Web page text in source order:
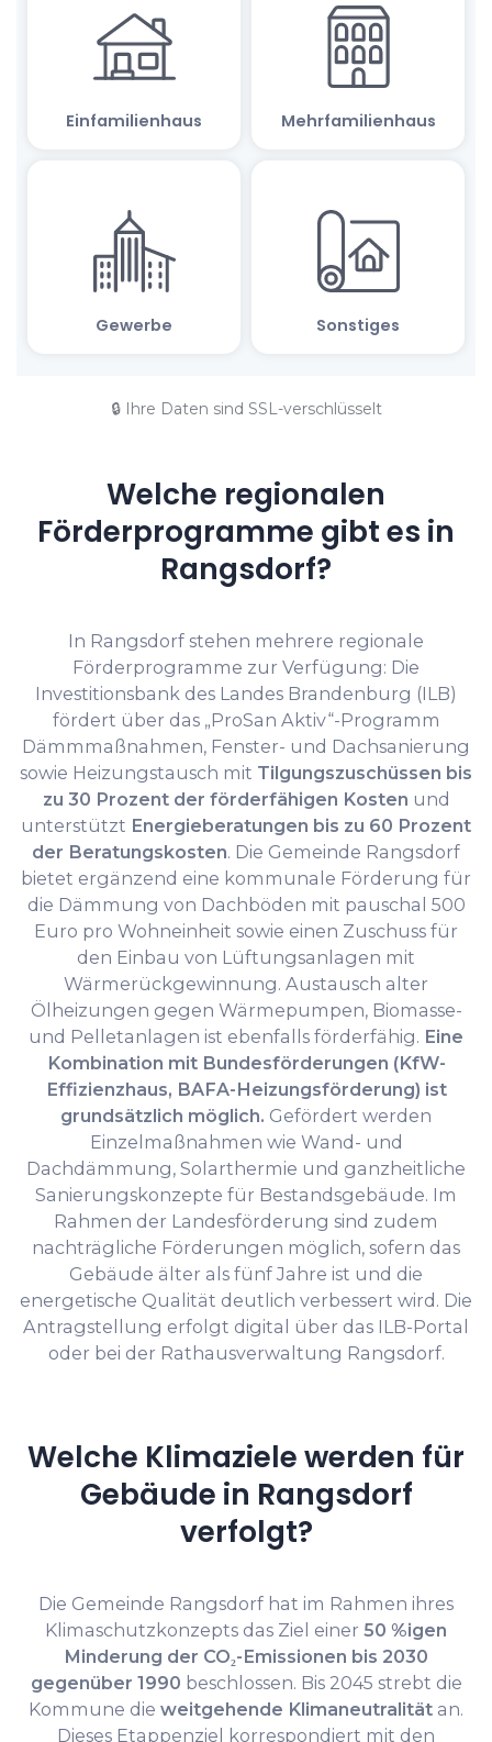
🔒 Ihre Daten sind SSL-verschlüsselt
Welche regionalen
Förderprogramme gibt es in
Rangsdorf?
In Rangsdorf stehen mehrere regionale
Förderprogramme zur Verfügung: Die
Investitionsbank des Landes Brandenburg (ILB)
fördert über das „ProSan Aktiv“-Programm
Dämmmaßnahmen, Fenster- und Dachsanierung
sowie Heizungstausch mit Tilgungszuschüssen bis
zu 30 Prozent der förderfähigen Kosten und
unterstützt Energieberatungen bis zu 60 Prozent
der Beratungskosten. Die Gemeinde Rangsdorf
bietet ergänzend eine kommunale Förderung für
die Dämmung von Dachböden mit pauschal 500
Euro pro Wohneinheit sowie einen Zuschuss für
den Einbau von Lüftungsanlagen mit
Wärmerückgewinnung. Austausch alter
Ölheizungen gegen Wärmepumpen, Biomasse-
und Pelletanlagen ist ebenfalls förderfähig. Eine
Kombination mit Bundesförderungen (KfW-
Effizienzhaus, BAFA-Heizungsförderung) ist
grundsätzlich möglich. Gefördert werden
Einzelmaßnahmen wie Wand- und
Dachdämmung, Solarthermie und ganzheitliche
Sanierungskonzepte für Bestandsgebäude. Im
Rahmen der Landesförderung sind zudem
nachträgliche Förderungen möglich, sofern das
Gebäude älter als fünf Jahre ist und die
energetische Qualität deutlich verbessert wird. Die
Antragstellung erfolgt digital über das ILB-Portal
oder bei der Rathausverwaltung Rangsdorf.
Welche Klimaziele werden für
Gebäude in Rangsdorf
verfolgt?
Die Gemeinde Rangsdorf hat im Rahmen ihres
Klimaschutzkonzepts das Ziel einer 50 %igen
Minderung der CO₂-Emissionen bis 2030
gegenüber 1990 beschlossen. Bis 2045 strebt die
Kommune die weitgehende Klimaneutralität an.
Dieses Etappenziel korrespondiert mit den